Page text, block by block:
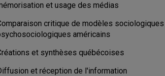
et usage des médias
critique de modèles
américains
et synthèses québécoises
et réception de l'information